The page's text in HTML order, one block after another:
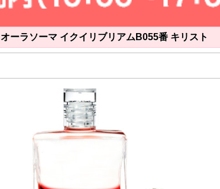
オーラソーマ イクイリブリアムB055番 キリスト